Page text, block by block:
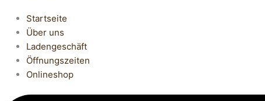
Startseite
Über uns
Ladengeschäft
Öffnungszeiten
Onlineshop